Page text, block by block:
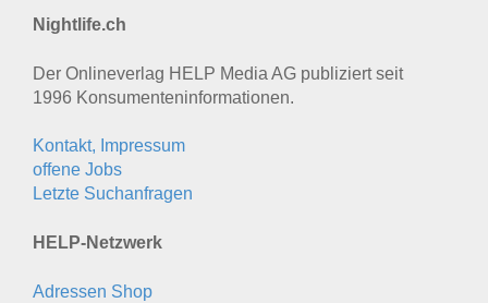
Nightlife.ch
Der Onlineverlag HELP Media AG publiziert seit
1996 Konsumenten­informationen.
Kontakt, Impressum
offene Jobs
Letzte Suchanfragen
HELP-Netzwerk
Adressen Shop